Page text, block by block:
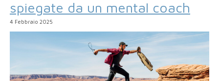
spiegate da un mental coach
4 Febbraio 2025